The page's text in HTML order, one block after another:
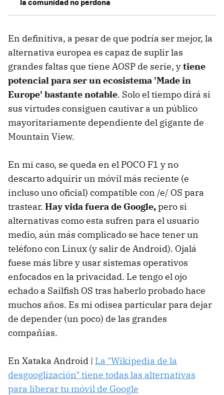
En definitiva, a pesar de que podría ser mejor, la
alternativa europea es capaz de suplir las
grandes faltas que tiene AOSP de serie, ytiene
potencial para ser un ecosistema 'Made in
Europe' bastante notable. Solo el tiempo dirá si
sus virtudes consiguen cautivar a un público
mayoritariamente dependiente del gigante de
Mountain View.
En mi caso, se queda en el POCO F1 y no
descarto adquirir un móvil más reciente (e
incluso uno oficial) compatible con /e/ OS para
trastear. Hay vida fuera de Google,pero si
alternativas como esta sufren para el usuario
medio, aún más complicado se hace tener un
teléfono con Linux (y salir de Android). Ojalá
fuese más libre y usar sistemas operativos
enfocados en la privacidad. Le tengo el ojo
echado a Sailfish OS tras haberlo probado hace
muchos años. Es mi odisea particular para dejar
de depender (un poco) de las grandes
compañías.
En Xataka Android | La "Wikipedia de la
desgooglización" tiene todas las alternativas
para liberar tu móvil de Google